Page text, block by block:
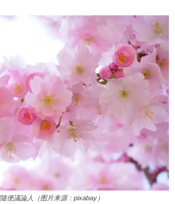
便議論人（图片来源：pixabay）